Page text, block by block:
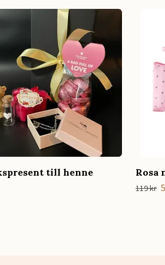
till henne
Rosa
119 kr